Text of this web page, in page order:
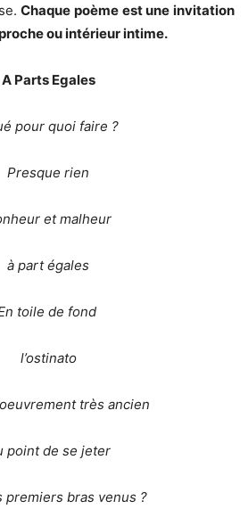
Chaque poème est une invitation
ou intérieur intime.
A Parts Egales
pour quoi faire ?
Presque rien
et malheur
à part égales
toile de fond
l’ostinato
très ancien
point de se jeter
premiers bras venus ?